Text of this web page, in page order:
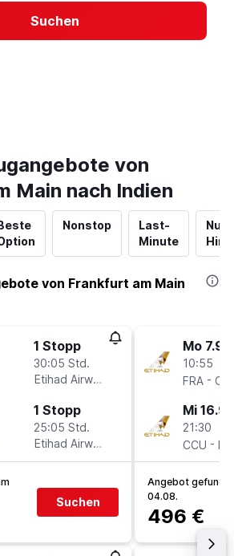
Suchen
von
Main nach Indien
Nonstop
Last-
Minute
Nur
von Frankfurt am Main
1 Stopp
30:05 Std.
Etihad Airways
1 Stopp
25:05 Std.
Etihad Airways
Suchen
Mo 7.9.
10:55
FRA -
Mi 16.9.
21:30
CCU -
Angebot
04.08.
496 €